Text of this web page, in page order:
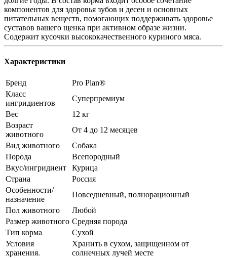
компонентов для здоровья зубов и десен и основных
питательных веществ, помогающих поддерживать здоровье
суставов вашего щенка при активном образе жизни.
Содержит кусочки высококачественного куриного мяса.
Характеристики
Бренд
Pro Plan®
Класс
ингридиентов
Суперпремиум
Вес
12 кг
Возраст
животного
От 4 до 12 месяцев
Вид животного
Собака
Порода
Всепородный
Вкус/ингридиент
Курица
Страна
Россия
Особенности/
назначение
Повседневный, полнорационный
Пол животного
Любой
Размер животного Средняя порода
Тип корма
Сухой
Условия
хранения.
Хранить в сухом, защищенном от
солнечных лучей месте